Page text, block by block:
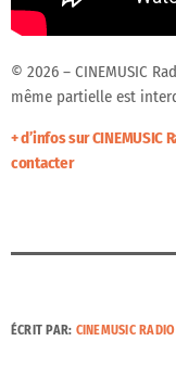
© 2026 – CINEMUSIC
même partielle est
+ d’infos sur CINEMUSIC
contacter
ÉCRIT PAR: CINEMUSIC RADIO